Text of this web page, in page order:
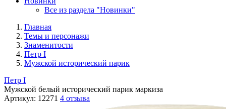
Все из раздела "Новинки"
Главная
Темы и персонажи
Знаменитости
Петр I
Мужской исторический парик
Петр I
Мужской белый исторический парик маркиза
Артикул: 12271 4 отзыва